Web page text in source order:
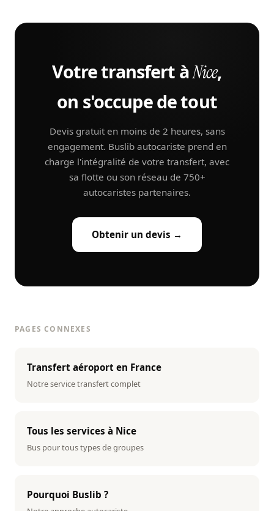
Votre transfert àNice,
on s'occupe de tout
Devis gratuit en moins de 2 heures, sans
engagement. Buslib autocariste prend en
charge l'intégralité de votre transfert, avec
sa flotte ou son réseau de 750+
autocaristes partenaires.
Obtenir un devis →
PAGES CONNEXES
Transfert aéroport en France
Notre service transfert complet
Tous les services à Nice
Bus pour tous types de groupes
Pourquoi Buslib ?